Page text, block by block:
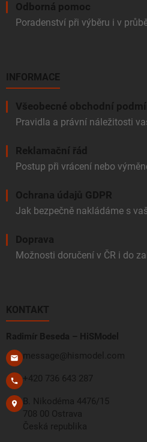
Odborná pomoc
Poradenství při výběru i v
INFORMACE
Všeobecné obchodní
Pravidla a právní náležitosti
Reklamační řád
Postup při vrácení nebo
Ochrana údajů GDPR
Jak bezpečně nakládáme s
Doprava
Možnosti doručení v ČR i do
KONTAKT
Radimír Beseda – HiSModel
message@hismodel.com
+420 736 643 287
B. Nikodéma 4476/15
708 00 Ostrava
Česká republika